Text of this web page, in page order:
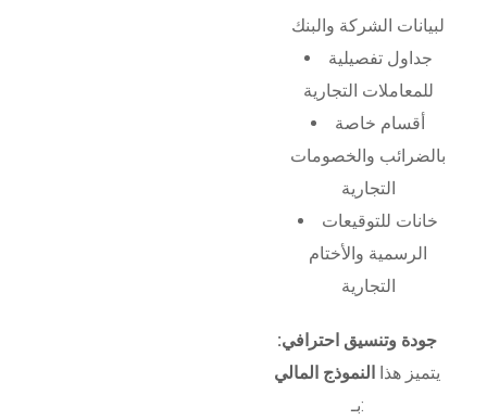
لبيانات الشركة والبنك
جداول تفصيلية
للمعاملات التجارية
أقسام خاصة
بالضرائب والخصومات
التجارية
خانات للتوقيعات
الرسمية والأختام
التجارية
جودة وتنسيق احترافي:
يتميز هذا
النموذج المالي
بـ: